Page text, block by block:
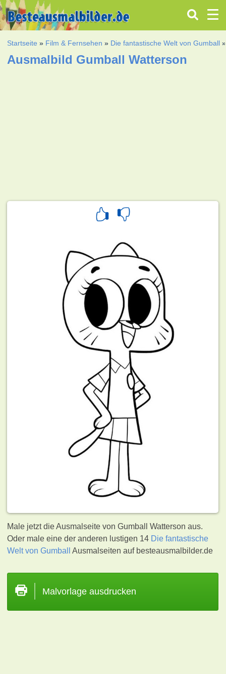
Startseite » Film & Fernsehen » Die fantastische Welt von Gumball
Ausmalbild Gumball Watterson
Male jetzt die Ausmalseite von Gumball Watterson aus.
Oder male eine der anderen lustigen 14 Die fantastische
Welt von Gumball
Ausmalseiten auf besteausmalbilder.de
Malvorlage ausdrucken